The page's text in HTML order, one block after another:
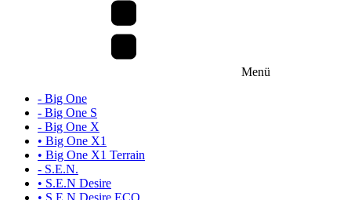
Menü
- Big One
- Big One S
- Big One X
• Big One X1
• Big One X1 Terrain
- S.E.N.
• S.E.N Desire